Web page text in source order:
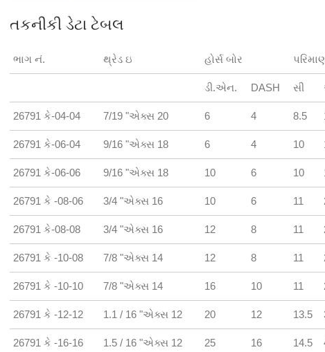
તકનીકી ડેટા ટેબલ
ભાગ નં. થ્રેડ ઇ હોર્સ બોર
ડી.એન. DASH સી
26791 કે-04-04 7/19 "એક્સ 20 6 4 8.5
26791 કે-06-04 9/16 "એક્સ 18 6 4 10
26791 કે-06-06 9/16 "એક્સ 18 10 6 10
26791 કે -08-06 3/4 "એક્સ 16 10 6 11
26791 કે-08-08 3/4 "એક્સ 16 12 8 11
26791 કે -10-08 7/8 "એક્સ 14 12 8 11
26791 કે -10-10 7/8 "એક્સ 14 16 10 11
26791 કે -12-12 1.1 / 16 "એક્સ 12 20 12 13.5
26791 કે -16-16 1.5 / 16 "એક્સ 12 25 16 14.5